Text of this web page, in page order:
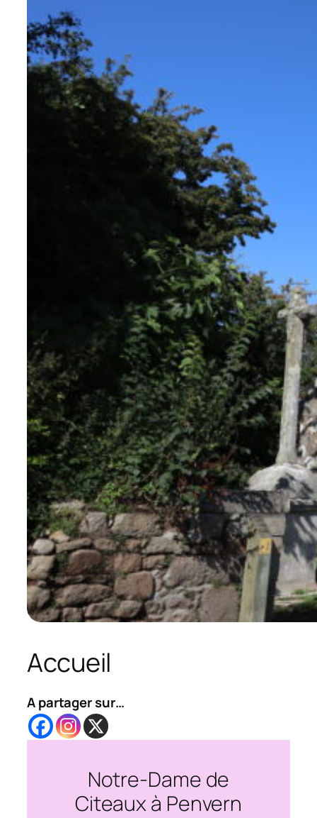
Accueil
A partager sur…
Notre-Dame de
Citeaux à Penvern